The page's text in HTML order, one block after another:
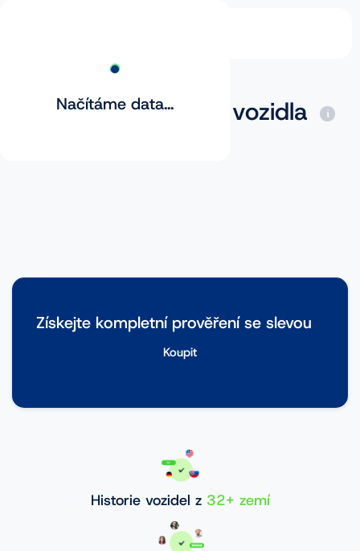
Načítáme data...
Základní prověření vozidla
Získejte kompletní prověření se slevou
Koupit
Historie vozidel z 32+ zemí